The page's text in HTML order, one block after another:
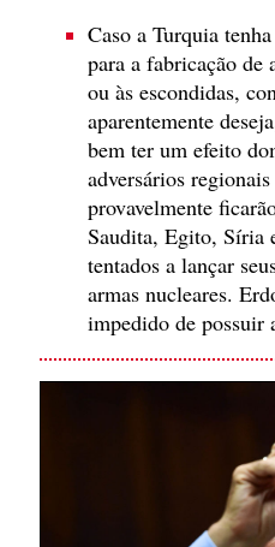
Caso a Turquia
para a fabricação de
ou às escondidas,
aparentemente
bem ter um efeito
adversários
provavelmente
Saudita, Egito, Síria
tentados a lançar
armas nucleares.
impedido de possuir